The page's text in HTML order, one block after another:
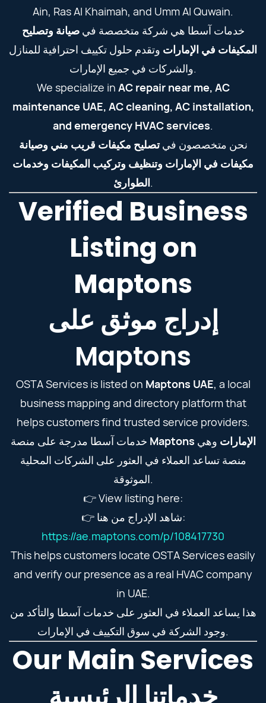
Ain, Ras Al Khaimah, and Umm Al Quwain.
خدمات آسطا هي شركة متخصصة فيصيانة وتصليح
المكيفات في الإمارات وتقدم حلول تكييف احترافية للمنازل
والشركات في جميع الإمارات.
We specialize in AC repair near me, AC
maintenance UAE, AC cleaning, AC installation,
and emergency HVAC services.
نحن متخصصون فيتصليح مكيفات قريب مني وصيانة
مكيفات في الإمارات وتنظيف وتركيب المكيفات وخدمات
الطوارئ.
Verified Business
Listing on
Maptons
إدراج موثق على
Maptons
OSTA Services is listed on Maptons UAE, a local
business mapping and directory platform that
helps customers find trusted service providers.
Maptons الإمارات وهي
منصة تساعد العملاء في العثور على الشركات المحلية
الموثوقة.
👉 View listing here:
👉 شاهد الإدراج من هنا:
https://ae.maptons.com/p/108417730
This helps customers locate OSTA Services easily
and verify our presence as a real HVAC company
in UAE.
هذا يساعد العملاء في العثور على خدمات آسطا والتأكد من
وجود الشركة في سوق التكييف في الإمارات.
Our Main Services